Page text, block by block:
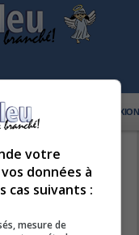
CONNEXION
INSCRIPTION
votre
données à
cas suivants :
mesure de